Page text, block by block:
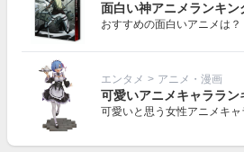
面白い神アニメランキン
おすすめの面白いアニメは？
エンタメ > アニメ・漫画
可愛いアニメキャララン
可愛いと思う女性アニメキャ